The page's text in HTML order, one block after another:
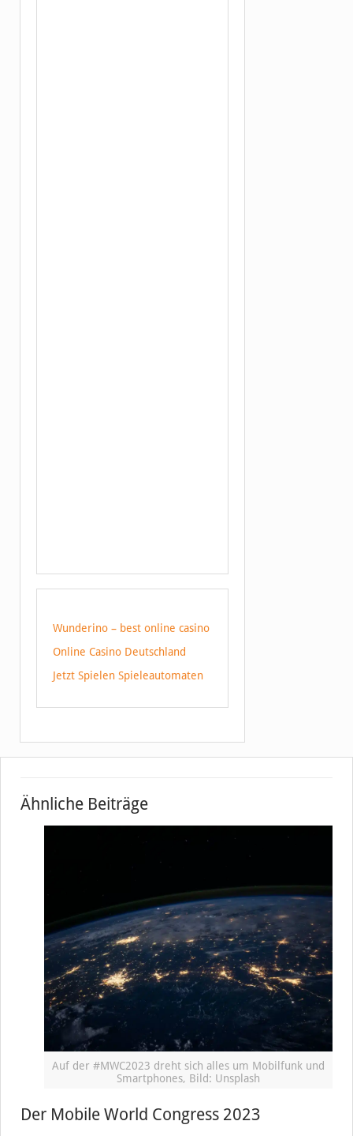
Wunderino – best online casino
Online Casino Deutschland
Jetzt Spielen Spieleautomaten
Ähnliche Beiträge
Auf der #MWC2023 dreht sich alles um Mobilfunk und
Smartphones, Bild: Unsplash
Der Mobile World Congress 2023